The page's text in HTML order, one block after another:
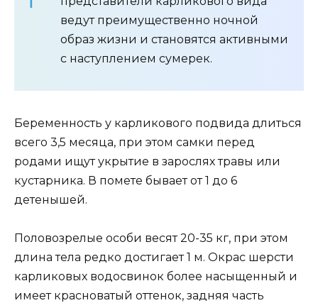
ведут преимущественно ночной
образ жизни и становятся активными
с наступлением сумерек.
Беременность у карликового подвида длиться
всего 3,5 месяца, при этом самки перед
родами ищут укрытие в зарослях травы или
кустарника. В помете бывает от 1 до 6
детенышей.
Половозрелые особи весят 20-35 кг, при этом
длина тела редко достигает 1 м. Окрас шерсти
карликовых водосвинок более насыщенный и
имеет красноватый оттенок, задняя часть